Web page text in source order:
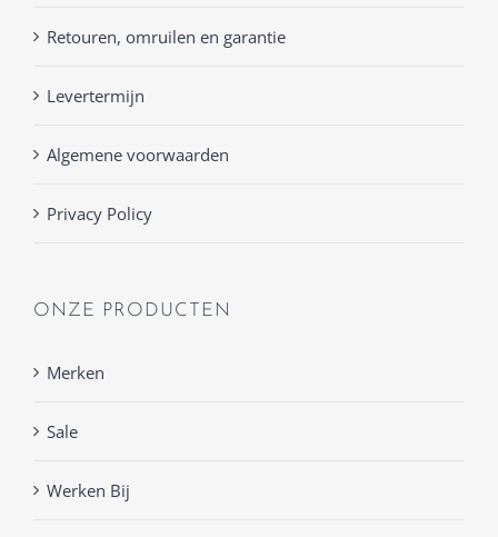
Retouren, omruilen en garantie
Levertermijn
Algemene voorwaarden
Privacy Policy
ONZE PRODUCTEN
Merken
Sale
Werken Bij